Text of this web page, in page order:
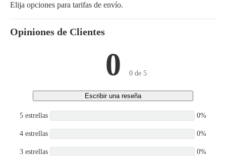
Elija opciones para tarifas de envío.
Opiniones de Clientes
0 0 de 5
Escribir una reseña
5 estrellas 0%
4 estrellas 0%
3 estrellas 0%